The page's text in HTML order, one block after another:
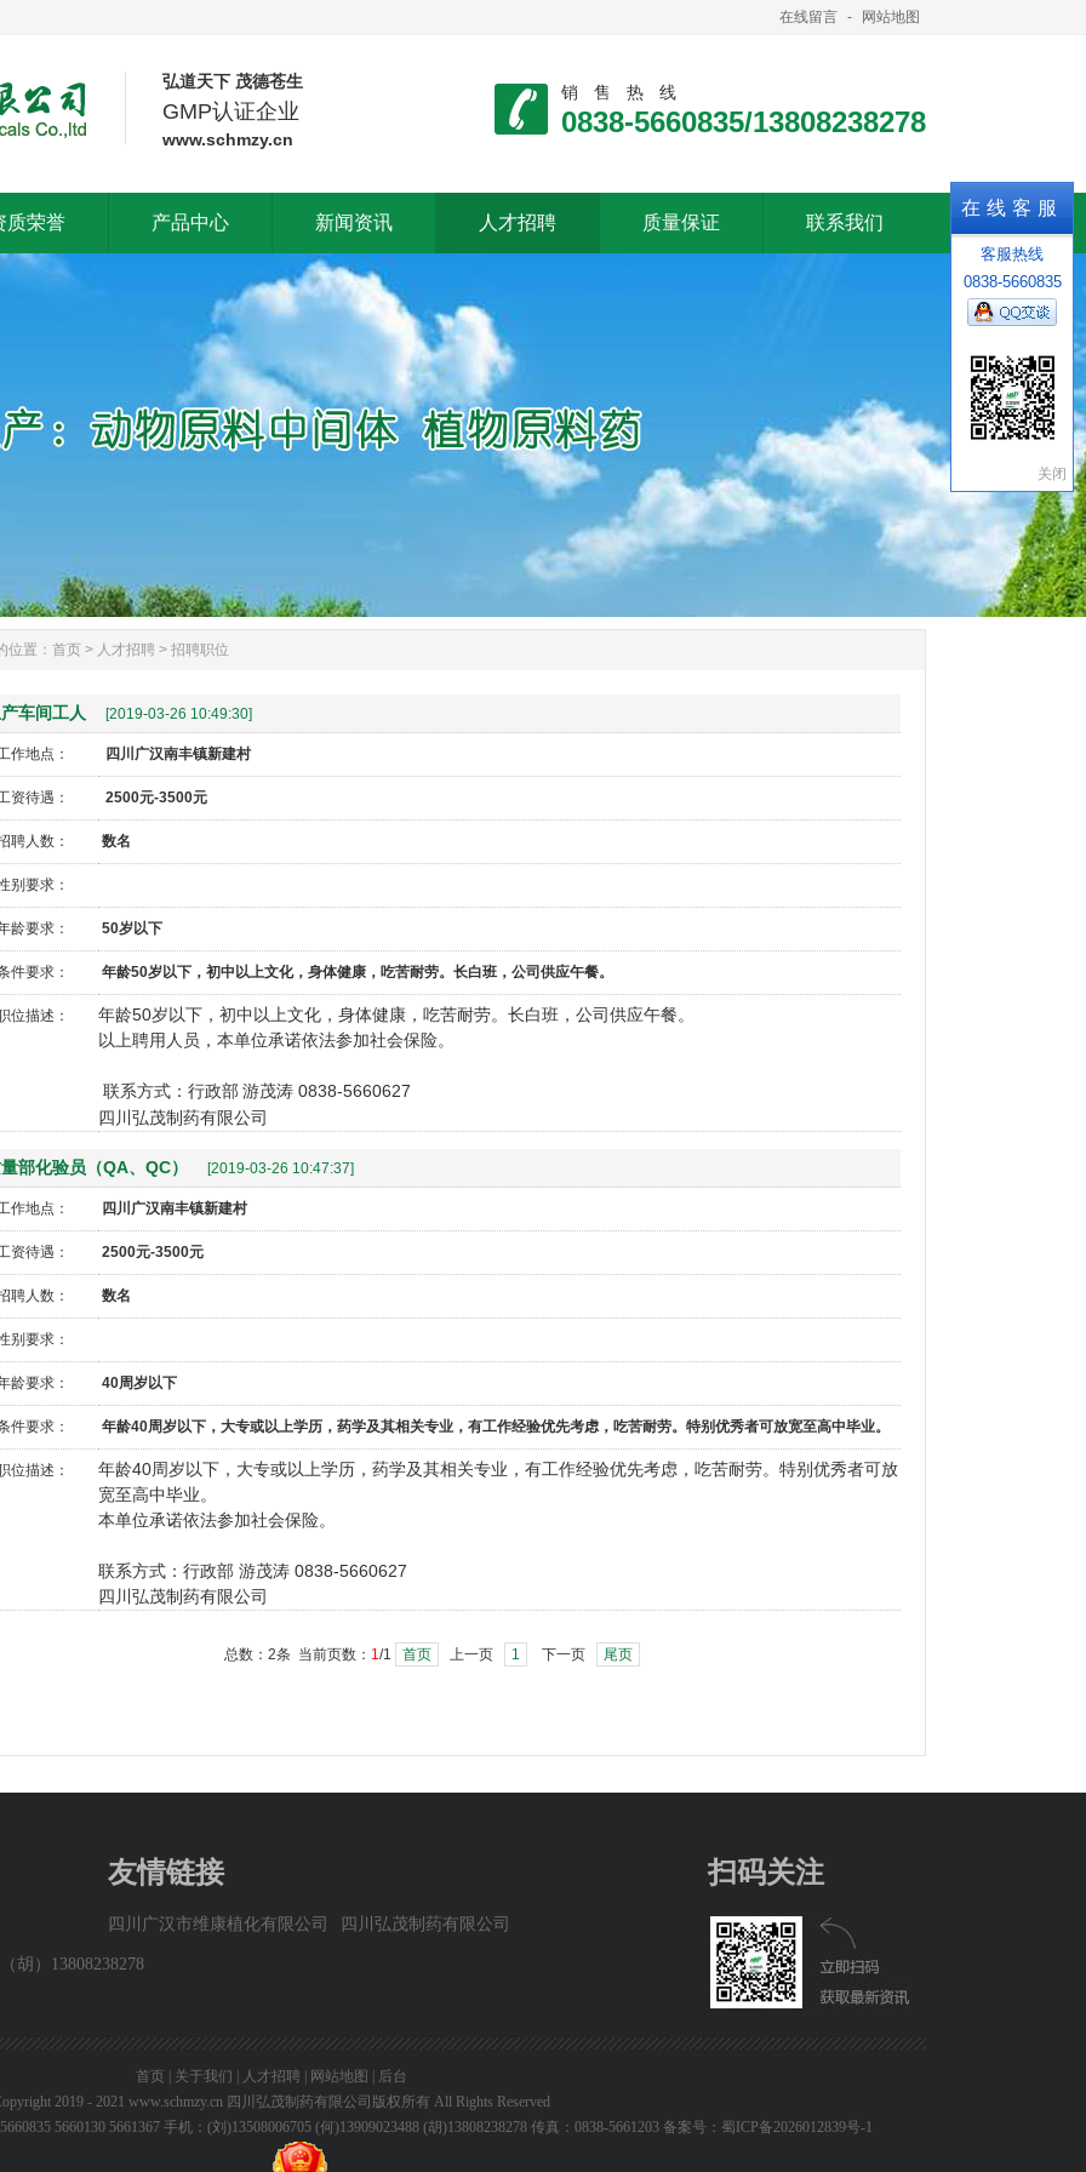
在线留言 - 网站地图
弘道天下 茂德苍生
GMP认证企业
www.schmzy.cn
销售热线
0838-5660835/13808238278
质荣誉 产品中心 新闻资讯 人才招聘 质量保证 联系我们
1
位置： 首页 > 人才招聘 > 招聘职位
车间工人 [2019-03-26 10:49:30]
作地点： 四川广汉南丰镇新建村
资待遇： 2500元-3500元
聘人数： 数名
别要求：
龄要求： 50岁以下
件要求： 年龄50岁以下，初中以上文化，身体健康，吃苦耐劳。长白班，公司供应午餐。
位描述： 年龄50岁以下，初中以上文化，身体健康，吃苦耐劳。长白班，公司供应午餐。
以上聘用人员，本单位承诺依法参加社会保险。
联系方式：行政部 游茂涛 0838-5660627
四川弘茂制药有限公司
部化验员（QA、QC） [2019-03-26 10:47:37]
作地点： 四川广汉南丰镇新建村
资待遇： 2500元-3500元
聘人数： 数名
别要求：
龄要求： 40周岁以下
件要求： 年龄40周岁以下，大专或以上学历，药学及其相关专业，有工作经验优先考虑，吃苦耐劳。特别优秀者可放宽至高中毕业。
位描述： 年龄40周岁以下，大专或以上学历，药学及其相关专业，有工作经验优先考虑，吃苦耐劳。特别优秀者可放
宽至高中毕业。
本单位承诺依法参加社会保险。
联系方式：行政部 游茂涛 0838-5660627
四川弘茂制药有限公司
总数：2条 当前页数： 1/1 首页 上一页 1 下一页 尾页
胡）13808238278
友情链接
四川广汉市维康植化有限公司 四川弘茂制药有限公司
扫码关注
首页 关于我们 人才招聘 网站地图
后台
2019 - 2021 www.schmzy.cn 四川弘茂制药有限公司版权所有 All Rights Reserved
5660130 5661367 手机：(刘)13508006705 (何)13909023488 (胡)13808238278 传真：0838-5661203 备案号： 蜀ICP备2026012839号-1
在线客服
客服热线
0838-5660835
关闭